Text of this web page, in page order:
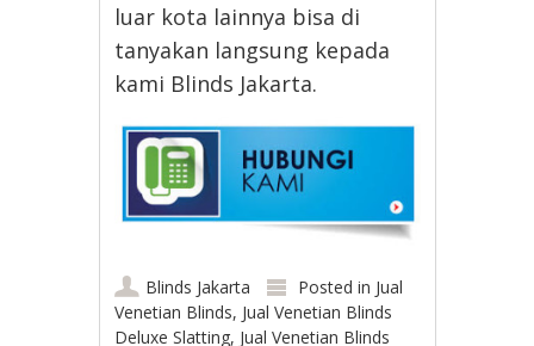
luar kota lainnya bisa di
tanyakan langsung kepada
kami Blinds Jakarta.
Blinds Jakarta Posted in Jual
Venetian Blinds, Jual Venetian Blinds
Deluxe Slatting, Jual Venetian Blinds